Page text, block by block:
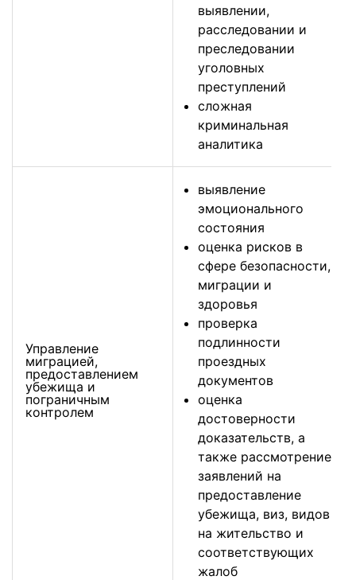
выявлении,
расследовании и
преследовании
уголовных
преступлений
сложная
криминальная
аналитика
Управление
миграцией,
предоставлением
убежища и
пограничным
контролем
выявление
эмоционального
состояния
оценка рисков в
сфере безопасности,
миграции и
здоровья
проверка
подлинности
проездных
документов
оценка
достоверности
доказательств, а
также рассмотрение
заявлений на
предоставление
убежища, виз, видов
на жительство и
соответствующих
жалоб